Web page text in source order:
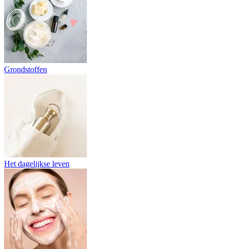
Grondstoffen
Het dagelijkse leven